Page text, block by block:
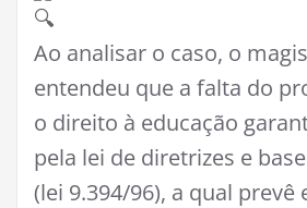
Ao analisar o caso, o
entendeu que a falta do
o direito à educação
pela lei de diretrizes e
(lei 9.394/96), a qual prevê